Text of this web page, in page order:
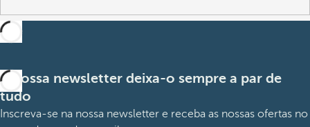
A nossa newsletter deixa-o sempre a par de
tudo
Inscreva-se na nossa newsletter e receba as nossas ofertas no